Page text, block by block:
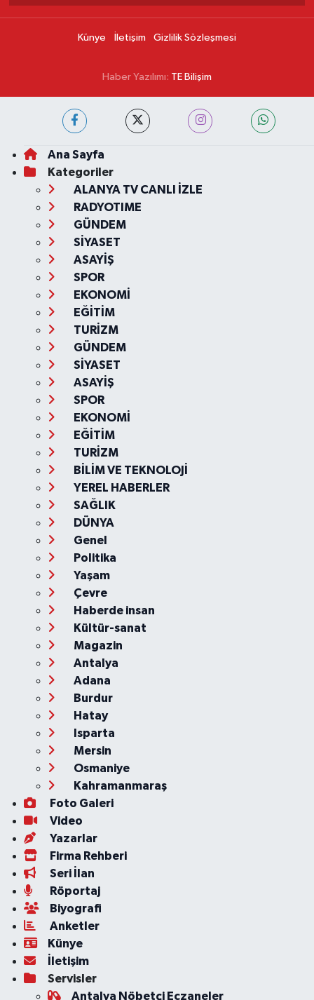
Künye İletişim Gizlilik Sözleşmesi
Haber Yazılımı: TE Bilişim
Ana Sayfa
Kategoriler
ALANYA TV CANLI İZLE
RADYOTIME
GÜNDEM
SİYASET
ASAYİŞ
SPOR
EKONOMİ
EĞİTİM
TURİZM
GÜNDEM
SİYASET
ASAYİŞ
SPOR
EKONOMİ
EĞİTİM
TURİZM
BİLİM VE TEKNOLOJİ
YEREL HABERLER
SAĞLIK
DÜNYA
Genel
Politika
Yaşam
Çevre
Haberde insan
Kültür-sanat
Magazin
Antalya
Adana
Burdur
Hatay
Isparta
Mersin
Osmaniye
Kahramanmaraş
Foto Galeri
Video
Yazarlar
Firma Rehberi
Seri İlan
Röportaj
Biyografi
Anketler
Künye
İletişim
Servisler
Antalya Nöbetçi Eczaneler